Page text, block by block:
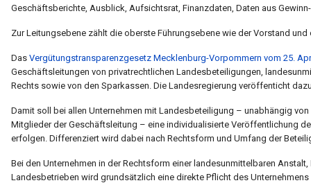
Geschäftsberichte, Ausblick, Aufsichtsrat, Finanzdaten, Daten aus
Zur Leitungsebene zählt die oberste Führungsebene wie der Vorstand
Das Vergütungstransparenzgesetz Mecklenburg-Vorpommern vom 25.
Geschäftsleitungen von privatrechtlichen Landesbeteiligungen,
Rechts sowie von den Sparkassen. Die Landesregierung veröffenticht
Damit soll bei allen Unternehmen mit Landesbeteiligung – unabhängig
Mitglieder der Geschäftsleitung – eine individualisierte Veröffentlichung
erfolgen. Differenziert wird dabei nach Rechtsform und Umfang der
Bei den Unternehmen in der Rechtsform einer landesunmittelbaren
Landesbetrieben wird grundsätzlich eine direkte Pflicht des